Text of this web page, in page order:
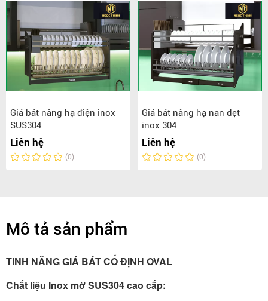
Giá bát nâng hạ điện inox
SUS304
Liên hệ
(0)
Giá bát nâng hạ nan dẹt
inox 304
Liên hệ
(0)
Mô tả sản phẩm
TINH NĂNG GIÁ BÁT CỐ ĐỊNH OVAL
Chất liệu Inox mờ SUS304 cao cấp: